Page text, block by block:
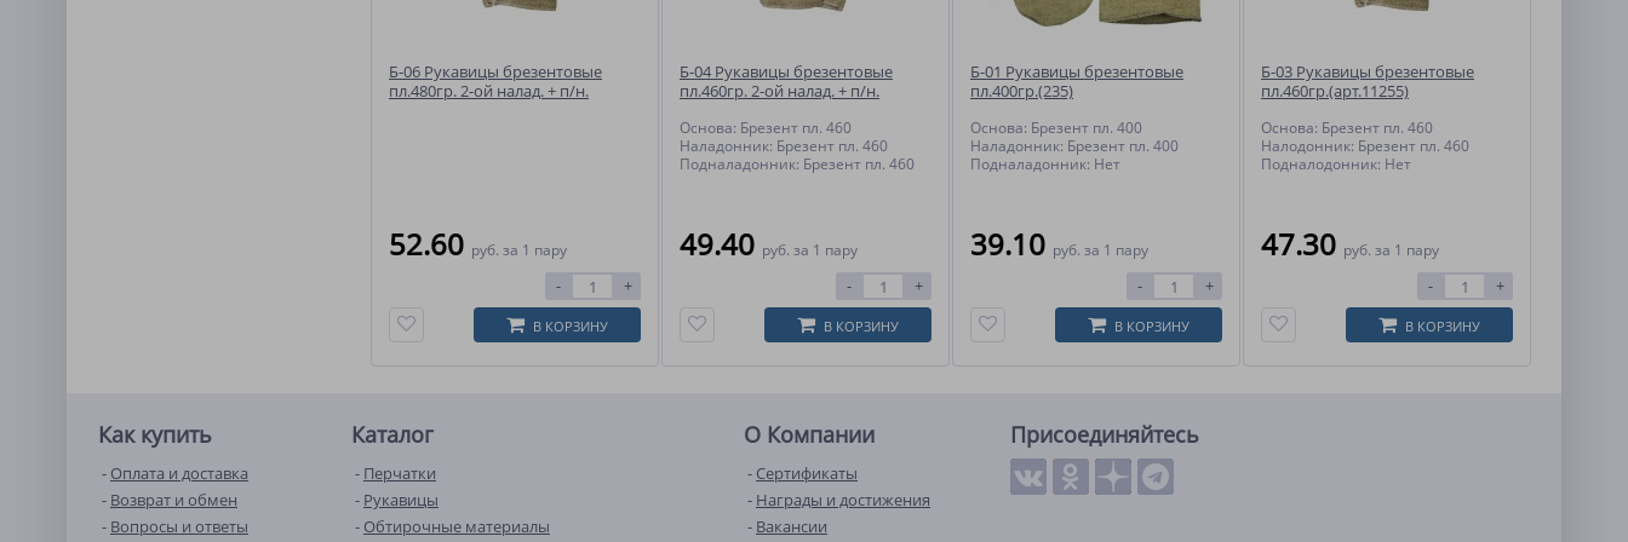
Б-06 Рукавицы брезентовые
пл.480гр. 2-ой налад. + п/н.
52.60 руб. за 1 пару
- +
В КОРЗИНУ
Б-04 Рукавицы брезентовые
пл.460гр. 2-ой налад. + п/н.
Основа: Брезент пл. 460
Наладонник: Брезент пл. 460
Подналадонник: Брезент пл. 460
49.40 руб. за 1 пару
- +
В КОРЗИНУ
Б-01 Рукавицы брезентовые
пл.400гр.(235)
Основа: Брезент пл. 400
Наладонник: Брезент пл. 400
Подналадонник: Нет
39.10 руб. за 1 пару
- +
В КОРЗИНУ
Б-03 Рукавицы брезентовые
пл.460гр.(арт.11255)
Основа: Брезент пл. 460
Налодонник: Брезент пл. 460
Подналодонник: Нет
47.30 руб. за 1 пару
- +
В КОРЗИНУ
Как купить
Оплата и доставка
Возврат и обмен
Вопросы и ответы
Каталог
Перчатки
Рукавицы
Обтирочные материалы
О Компании
Сертификаты
Награды и достижения
Вакансии
Присоединяйтесь